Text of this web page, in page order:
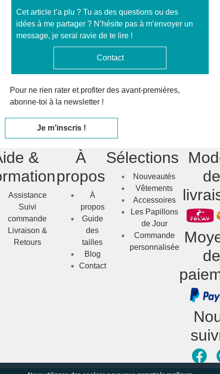
Cet article t’a plu ? Tu as des questions ou des
idées à me partager ? N’hésite pas à m’envoyer un
message, je serai ravie de te lire !
Contact
Pour ne rien rater et profiter des avant-premières,
abonne-toi à la newsletter !
Je m’inscris !
&
Assistance
Suivi
commande
Livraison &
Retours
À
propos
À
propos
Guide
des
tailles
Blog
Contact
Sélections
Nouveautés
Vêtements
Accessoires
Les Papillons
de Jour
Commande
personnalisée
de
de